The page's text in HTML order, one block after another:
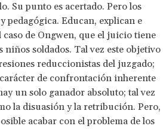
Su punto es acertado. Pero los
Educan, explican e
de Ongwen, que el juicio tiene
soldados. Tal vez este objetivo
reduccionistas del juzgado;
de confrontación inherente
un solo ganador absoluto; tal vez
la disuasión y la retribución. Pero,
acabar con el problema de los